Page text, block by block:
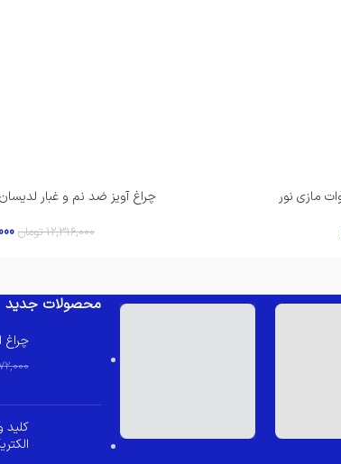
چراغ آویز ضد نم و غبار لدیسان دکوراتیو
12,316,000 تومان
محصولات جدید
کلید